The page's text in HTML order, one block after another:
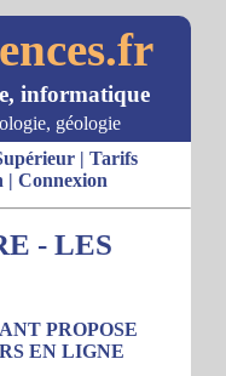
informatique
géologie
| Tarifs
| Connexion
- LES
PROPOSE
EN LIGNE